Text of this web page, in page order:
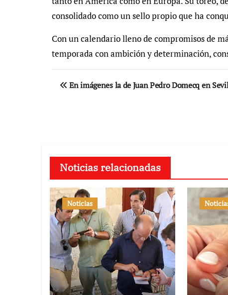
consolidado como un sello propio que ha
Con un calendario lleno de compromisos de
temporada con ambición y determinación,
Navegación
En imágenes la de Juan Pedro Domecq en
Noticias relacionadas
Noticias